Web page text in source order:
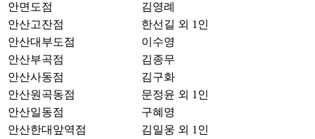
안면도점
김영례
안산고잔점
한선길 외 1인
안산대부도점
이수영
안산부곡점
김종무
안산사동점
김구화
안산원곡동점
문정윤 외 1인
안산일동점
구혜영
안산한대앞역점
김일웅 외 1인